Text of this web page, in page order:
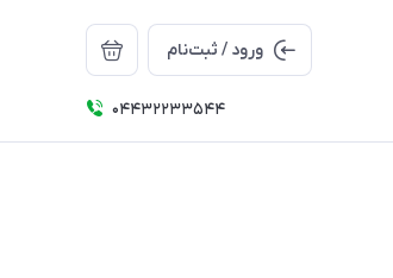
ورود / ثبت‌نام
04432233544